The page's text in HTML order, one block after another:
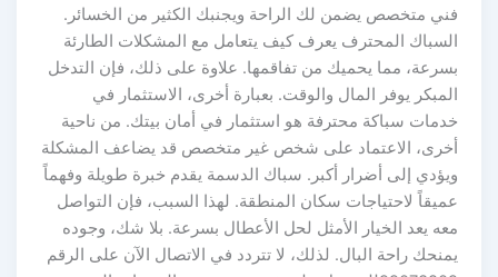
فني متخصص يضمن لك الراحة ويجنبك الكثير من الخسائر.
السباك المحترف يعرف كيف يتعامل مع المشكلات الطارئة
بسرعة، مما يحميك من تفاقمها. علاوة على ذلك، فإن التدخل
المبكر يوفر المال والوقت. بعبارة أخرى، الاستثمار في
خدمات سباكة محترفة هو استثمار في أمان بيتك. من ناحية
أخرى، الاعتماد على شخص غير متخصص قد يضاعف المشكلة
ويؤدي إلى أضرار أكبر. سباك الدسمة يقدم خبرة طويلة وفهماً
عميقاً لاحتياجات سكان المنطقة. لهذا السبب، فإن التواصل
معه يعد الخيار الأمثل لحل الأعطال بسرعة. بلا شك، وجوده
يمنحك راحة البال. لذلك، لا تتردد في الاتصال الآن على الرقم